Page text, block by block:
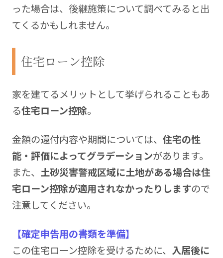
った場合は、後継施策について調べてみると出
てくるかもしれません。
住宅ローン控除
家を建てるメリットとして挙げられることもあ
る住宅ローン控除。
金額の還付内容や期間については、 住宅の性
能・評価によってグラデーションがあります。
また、 土砂災害警戒区域に土地がある場合は住
宅ローン控除が適用されなかったりしますので
注意してください。
【確定申告用の書類を準備】
この住宅ローン控除を受けるために、 入居後に